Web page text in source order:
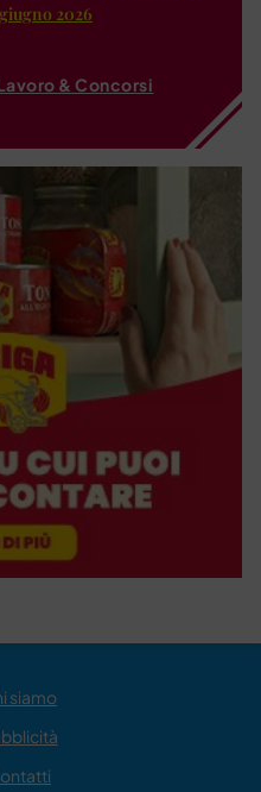
2026
& Concorsi
siamo